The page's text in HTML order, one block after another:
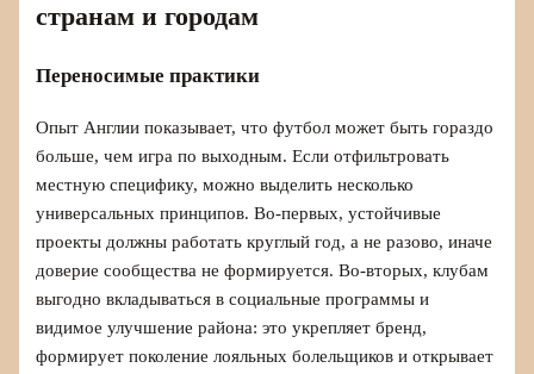
странам и городам
Переносимые практики
Опыт Англии показывает, что футбол может быть гораздо
больше, чем игра по выходным. Если отфильтровать
местную специфику, можно выделить несколько
универсальных принципов. Во-первых, устойчивые
проекты должны работать круглый год, а не разово, иначе
доверие сообщества не формируется. Во-вторых, клубам
выгодно вкладываться в социальные программы и
видимое улучшение района: это укрепляет бренд,
формирует поколение лояльных болельщиков и открывает